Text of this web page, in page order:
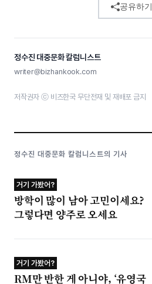
공유하기
정수진 대중문화 칼럼니스트
writer@bizhankook.com
저작권자 ⓒ 비즈한국 무단전재 및 재배포 금지
정수진 대중문화 칼럼니스트의 기사
거기 가봤어?
방학이 많이 남아 고민이세요?
그렇다면 양주로 오세요
거기 가봤어?
RM만 반한 게 아니야, ‘유영국